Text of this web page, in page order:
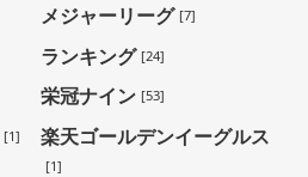
メジャーリーグ [7]
ランキング [24]
栄冠ナイン [53]
[1] 楽天ゴールデンイーグルス
[1]